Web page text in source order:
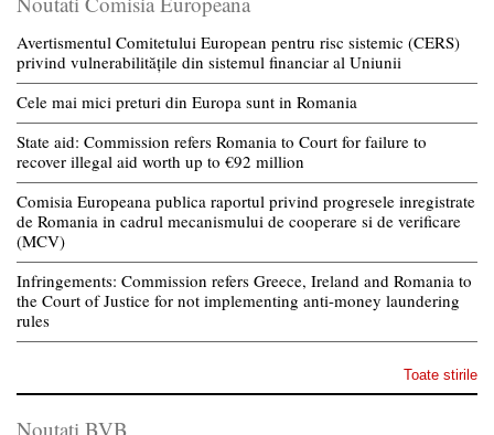
Avertismentul Comitetului European pentru risc sistemic (CERS)
privind vulnerabilitățile din sistemul financiar al Uniunii
Cele mai mici preturi din Europa sunt in Romania
State aid: Commission refers Romania to Court for failure to
recover illegal aid worth up to €92 million
Comisia Europeana publica raportul privind progresele inregistrate
de Romania in cadrul mecanismului de cooperare si de verificare
(MCV)
Infringements: Commission refers Greece, Ireland and Romania to
the Court of Justice for not implementing anti-money laundering
rules
Toate stirile
Noutati BVB